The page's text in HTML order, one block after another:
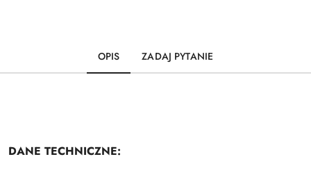
OPIS ZADAJ PYTANIE
DANE TECHNICZNE: